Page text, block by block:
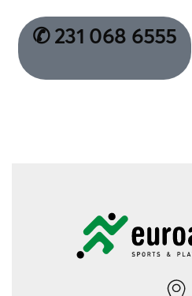
✆ 231 068 6555